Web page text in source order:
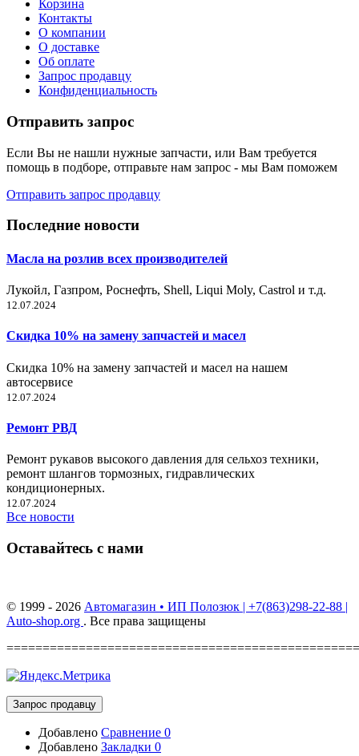
Корзина
Контакты
О компании
О доставке
Об оплате
Запрос продавцу
Конфиденциальность
Отправить запрос
Если Вы не нашли нужные запчасти, или Вам требуется
помощь в подборе, отправьте нам запрос - мы Вам поможем
Отправить запрос продавцу
Последние новости
Масла на розлив всех производителей
Лукойл, Газпром, Роснефть, Shell, Liqui Moly, Castrol и т.д.
12.07.2024
Скидка 10% на замену запчастей и масел
Скидка 10% на замену запчастей и масел на нашем
автосервисе
12.07.2024
Ремонт РВД
Ремонт рукавов высокого давления для сельхоз техники,
ремонт шлангов тормозных, гидравлических
кондиционерных.
12.07.2024
Все новости
Оставайтесь с нами
© 1999 - 2026 Автомагазин • ИП Полозюк | +7(863)298-22-88 |
Auto-shop.org . Все права защищены
Запрос продавцу
Добавлено Сравнение 0
Добавлено Закладки 0